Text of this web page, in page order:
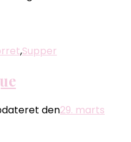
,Supper
den29. marts